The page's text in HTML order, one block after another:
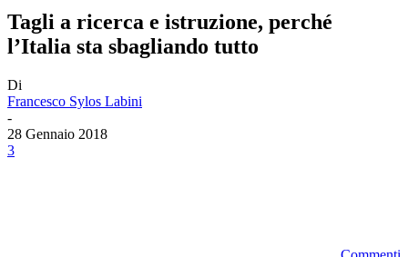
Tagli a ricerca e istruzione, perché
l’Italia sta sbagliando tutto
Di
Francesco Sylos Labini
-
28 Gennaio 2018
3